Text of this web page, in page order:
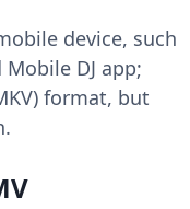
device, such
DJ app;
format, but